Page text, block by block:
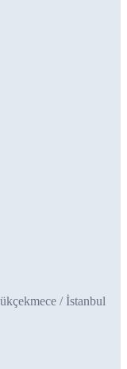
/ İstanbul